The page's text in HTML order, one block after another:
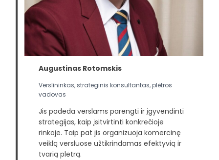
Augustinas Rotomskis
Verslininkas, strateginis konsultantas, plėtros
vadovas
Jis padeda verslams parengti ir įgyvendinti
strategijas, kaip įsitvirtinti konkrečioje
rinkoje. Taip pat jis organizuoja komercinę
veiklą versluose užtikrindamas efektyvią ir
tvarią plėtrą.